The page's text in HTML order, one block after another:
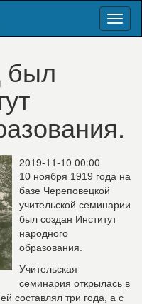
был
2019-11-10 00:00
10 ноября 1919 года на
базе Череповецкой
учительской семинарии
был создан Институт
народного
образования.
Учительская
семинария открылась в
составлял три года, а с